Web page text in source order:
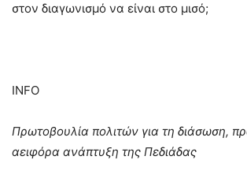
στον διαγωνισμό να είναι στο μισό;
INFO
Πρωτοβουλία πολιτών για τη διάσωση,
αειφόρα ανάπτυξη της Πεδιάδας